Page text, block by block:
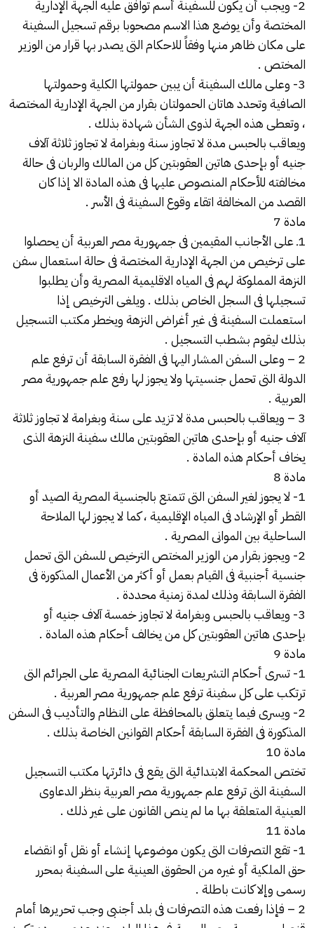
2- ويجب أن يكون للسفينة أسم توافق عليه الجهة الإدارية
المختصة وأن يوضع هذا الاسم مصحوبا برقم تسجيل السفينة
على مكان ظاهر منها وفقاً للاحكام التى يصدر بها قرار من الوزير
المختص .
3- وعلى مالك السفينة أن يبين حمولتها الكلية وحمولتها
الصافية وتحدد هاتان الحمولتان بقرار من الجهة الإدارية المختصة
، وتعطى هذه الجهة لذوى الشأن شهادة بذلك .
ويعاقب بالحبس مدة لا تجاوز سنة وبغرامة لا تجاوز ثلاثة آلاف
جنيه أو بإحدى هاتين العقوبتين كل من المالك والربان فى حالة
مخالفته للأحكام المنصوص عليها فى هذه المادة الا إذا كان
القصد من المخالفة اتقاء وقوع السفينة فى الأسر .
مادة 7
1ـ على الأجانب المقيمين فى جمهورية مصر العربية أن يحصلوا
على ترخيص من الجهة الإدارية المختصة فى حالة استعمال سفن
النزهة المملوكة لهم فى المياه الاقليمية المصرية وأن يطلبوا
تسجيلها فى السجل الخاص بذلك . ويلغى الترخيص إذا
استعملت السفينة فى غير أغراض النزهة ويخطر مكتب التسجيل
بذلك ليقوم بشطب التسجيل .
2 – وعلى السفن المشار اليها فى الفقرة السابقة أن ترفع علم
الدولة التى تحمل جنسيتها ولا يجوز لها رفع علم جمهورية مصر
العربية .
3 – ويعاقب بالحبس مدة لا تزيد على سنة وبغرامة لا تجاوز ثلاثة
آلاف جنيه أو بإحدى هاتين العقوبتين مالك سفينة النزهة الذى
يخاف أحكام هذه المادة .
مادة 8
1- لا يجوز لغير السفن التى تتمتع بالجنسية المصرية الصيد أو
القطر أو الإرشاد فى المياه الإقليمية ، كما لا يجوز لها الملاحة
الساحلية بين الموانى المصرية .
2- ويجوز بقرار من الوزير المختص الترخيص للسفن التى تحمل
جنسية أجنبية فى القيام بعمل أو أكثر من الأعمال المذكورة فى
الفقرة السابقة وذلك لمدة زمنية محددة .
3- ويعاقب بالحبس وبغرامة لا تجاوز خمسة آلاف جنيه أو
بإحدى هاتين العقوبتين كل من يخالف أحكام هذه المادة .
مادة 9
1- تسرى أحكام التشريعات الجنائية المصرية على الجرائم التى
ترتكب على كل سفينة ترفع علم جمهورية مصر العربية .
2- ويسرى فيما يتعلق بالمحافظة على النظام والتأديب فى السفن
المذكورة فى الفقرة السابقة أحكام القوانين الخاصة بذلك .
مادة 10
تختص المحكمة الابتدائية التى يقع فى دائرتها مكتب التسجيل
السفينة التى ترفع علم جمهورية مصر العربية بنظر الدعاوى
العينية المتعلقة بها ما لم ينص القانون على غير ذلك .
مادة 11
1- تقع التصرفات التى يكون موضوعها إنشاء أو نقل أو انقضاء
حق الملكية أو غيره من الحقوق العينية على السفينة بمحرر
رسمى وإلا كانت باطلة .
2 – فإذا رفعت هذه التصرفات فى بلد أجنبى وجب تحريرها أمام